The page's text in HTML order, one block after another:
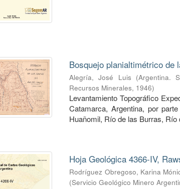
Bosquejo planialtimétrico
Alegría, José Luis (Argentina.
Recursos Minerales, 1946)
Levantamiento Topográfico
Catamarca, Argentina, por
Huañomil, Río de las Burras, Río
Hoja Geológica 4366-IV,
Rodríguez Obregoso, Karina
(Servicio Geológico Minero